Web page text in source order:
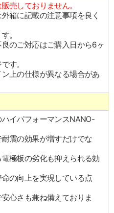
売しておりません。
箱に記載の注意事項を良く
。
のご対応はご購入日から6ヶ
す。
上の仕様が異なる場合があ
イパフォーマンスNANO-
震の効果が増すだけでな
極板の劣化も抑えられる効
の向上を実現している点
心さも兼ね備えておりま